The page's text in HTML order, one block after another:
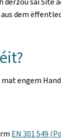
dem
engem
EN 301 549